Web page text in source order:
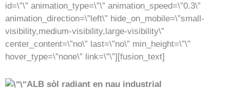
id=\”\” animation_type=\”\” animation_speed=\”0.3\”
animation_direction=\”left\” hide_on_mobile=\”small-
visibility,medium-visibility,large-visibility\”
center_content=\”no\” last=\”no\” min_height=\”\”
hover_type=\”none\” link=\”\”][fusion_text]
ALB sòl radiant en nau industrial